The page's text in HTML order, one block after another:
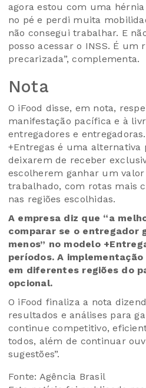
agora estou com uma
no pé e perdi muita
não consegui trabalhar. E
posso acessar o INSS. É um
precarizada”, complementa.
Nota
O iFood disse, em nota,
manifestação pacífica e à
entregadores e
+Entregas é uma alternativa
deixarem de receber
escolherem ganhar um
trabalhado, com rotas mais
nas regiões escolhidas.
A empresa diz que “a
comparar se o entregador
menos” no modelo
períodos. A
em diferentes regiões do
opcional.
O iFood finaliza a nota
resultados e análises para
continue competitivo,
todos, além de continuar
sugestões”.
Fonte: Agência Brasil